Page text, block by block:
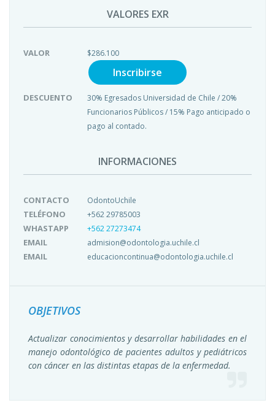
VALORES EXR
VALOR $286.100
Inscribirse
DESCUENTO
30% Egresados Universidad de Chile / 20%
Funcionarios Públicos / 15% Pago anticipado o
pago al contado.
INFORMACIONES
CONTACTO OdontoUchile
TELÉFONO +562 29785003
WHASTAPP +562 27273474
EMAIL admision@odontologia.uchile.cl
EMAIL educacioncontinua@odontologia.uchile.cl
OBJETIVOS
Actualizar conocimientos y desarrollar habilidades en el
manejo odontológico de pacientes adultos y pediátricos
con cáncer en las distintas etapas de la enfermedad.